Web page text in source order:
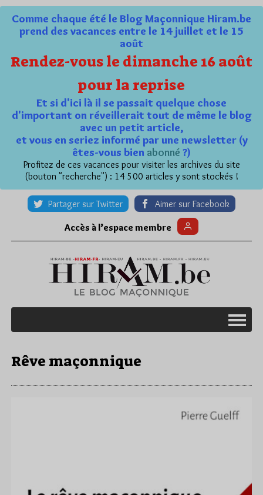
Comme chaque été le Blog Maçonnique Hiram.be
prend des vacances entre le 14 juillet et le 15
août
Rendez-vous le dimanche 16 août
pour la reprise
Et si d'ici là il se passait quelque chose
d'important on réveillerait tout de même le blog
avec un petit article,
et vous en seriez informé par une newsletter (y
êtes-vous bien abonné ?)
Profitez de ces vacances pour visiter les archives du site
(bouton "recherche") : 14 500 articles y sont stockés !
Partager sur Twitter Aimer sur Facebook
Accès à l’espace membre
Rêve maçonnique